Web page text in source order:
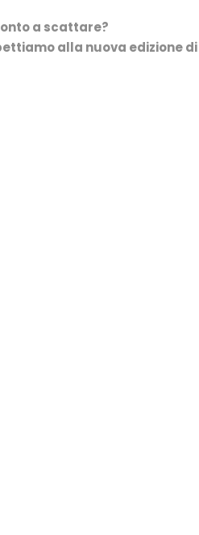
a scattare?
alla nuova edizione di